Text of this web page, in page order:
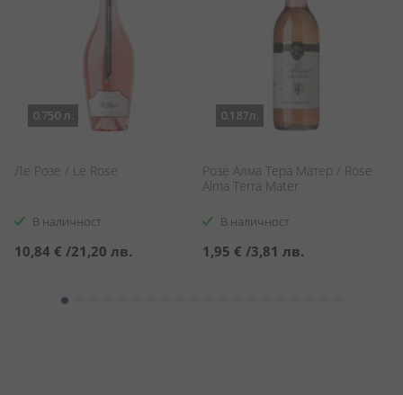
0.750 л.
Ле Розе / Le Rose
В наличност
10,84 € /21,20 лв.
0.187л.
Розе Алма Тера Матер / Rose
Alma Terra Mater
В наличност
1,95 € /3,81 лв.